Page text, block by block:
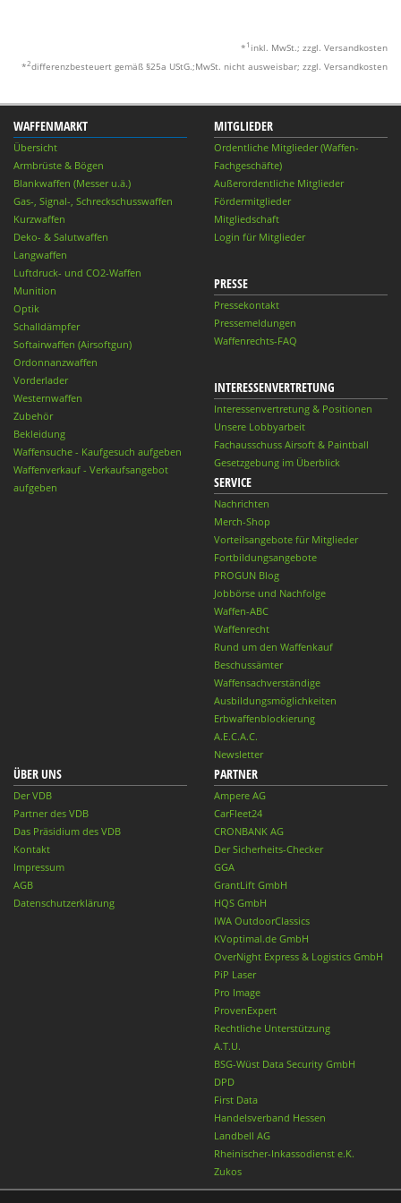
* 1 inkl. MwSt.; zzgl. Versandkosten
*2differenzbesteuert gemäß §25a UStG.;MwSt. nicht ausweisbar; zzgl. Versandkosten
WAFFENMARKT
Übersicht
Armbrüste & Bögen
Blankwaffen (Messer u.ä.)
Gas-, Signal-, Schreckschusswaffen
Kurzwaffen
Deko- & Salutwaffen
Langwaffen
Luftdruck- und CO2-Waffen
Munition
Optik
Schalldämpfer
Softairwaffen (Airsoftgun)
Ordonnanzwaffen
Vorderlader
Westernwaffen
Zubehör
Bekleidung
Waffensuche - Kaufgesuch aufgeben
Waffenverkauf - Verkaufsangebot
aufgeben
MITGLIEDER
Ordentliche Mitglieder (Waffen-
Fachgeschäfte)
Außerordentliche Mitglieder
Fördermitglieder
Mitgliedschaft
Login für Mitglieder
PRESSE
Pressekontakt
Pressemeldungen
Waffenrechts-FAQ
INTERESSENVERTRETUNG
Interessenvertretung & Positionen
Unsere Lobbyarbeit
Fachausschuss Airsoft & Paintball
Gesetzgebung im Überblick
SERVICE
Nachrichten
Merch-Shop
Vorteilsangebote für Mitglieder
Fortbildungsangebote
PROGUN Blog
Jobbörse und Nachfolge
Waffen-ABC
Waffenrecht
Rund um den Waffenkauf
Beschussämter
Waffensachverständige
Ausbildungsmöglichkeiten
Erbwaffenblockierung
A.E.C.A.C.
Newsletter
ÜBER UNS
Der VDB
Partner des VDB
Das Präsidium des VDB
Kontakt
Impressum
AGB
Datenschutzerklärung
PARTNER
Ampere AG
CarFleet24
CRONBANK AG
Der Sicherheits-Checker
GGA
GrantLift GmbH
HQS GmbH
IWA OutdoorClassics
KVoptimal.de GmbH
OverNight Express & Logistics GmbH
PiP Laser
Pro Image
ProvenExpert
Rechtliche Unterstützung
A.T.U.
BSG-Wüst Data Security GmbH
DPD
First Data
Handelsverband Hessen
Landbell AG
Rheinischer-Inkassodienst e.K.
Zukos